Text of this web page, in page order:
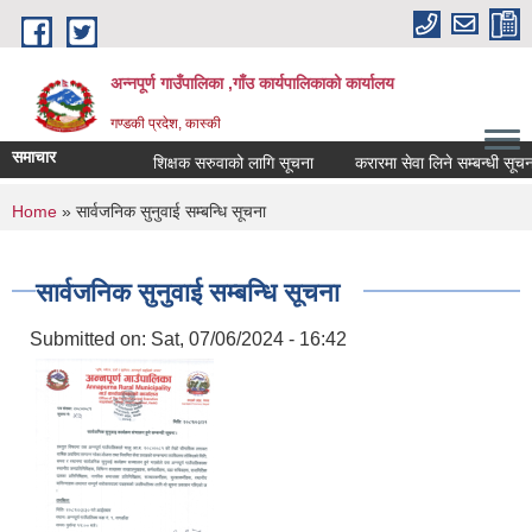
Skip to main content
अन्नपूर्ण गाउँपालिका ,गाँउ कार्यपालिकाको कार्यालय
गण्डकी प्रदेश, कास्की
समाचार शिक्षक सरुवाको लागि सूचना करारमा सेवा लिने सम्बन्धी सूचना ।
You are here
Home » सार्वजनिक सुनुवाई सम्बन्धि सूचना
सार्वजनिक सुनुवाई सम्बन्धि सूचना
Submitted on: Sat, 07/06/2024 - 16:42